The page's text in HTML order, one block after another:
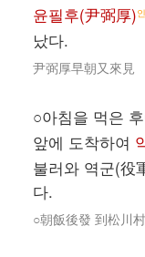
윤필후(尹弼厚)
났다.
尹弼厚早朝又來見
○아침을 먹은
앞에 도착하여
불러와 역군(役
다.
○朝飯後發 到松川